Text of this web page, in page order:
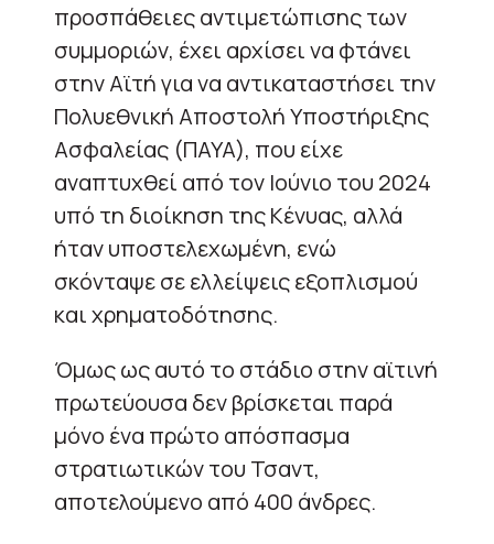
προσπάθειες αντιμετώπισης των
συμμοριών, έχει αρχίσει να φτάνει
στην Αϊτή για να αντικαταστήσει την
Πολυεθνική Αποστολή Υποστήριξης
Ασφαλείας (ΠΑΥΑ), που είχε
αναπτυχθεί από τον Ιούνιο του 2024
υπό τη διοίκηση της Κένυας, αλλά
ήταν υποστελεχωμένη, ενώ
σκόνταψε σε ελλείψεις εξοπλισμού
και χρηματοδότησης.
Όμως ως αυτό το στάδιο στην αϊτινή
πρωτεύουσα δεν βρίσκεται παρά
μόνο ένα πρώτο απόσπασμα
στρατιωτικών του Τσαντ,
αποτελούμενο από 400 άνδρες.